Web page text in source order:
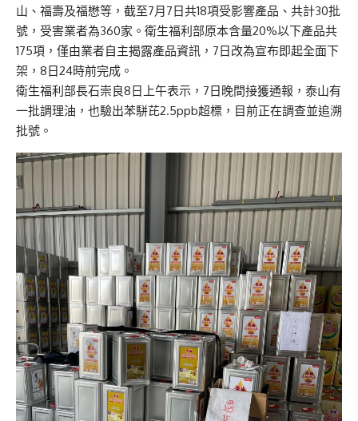
山、福壽及福懋等，截至7月7日共18項受影響產品、共計30批
號，受害業者為360家。衛生福利部原本含量20%以下產品共
175項，僅由業者自主揭露產品資訊，7日改為宣布即起全面下
架，8日24時前完成。
衛生福利部長石崇良8日上午表示，7日晚間接獲通報，泰山有
一批調理油，也驗出苯駢芘2.5ppb超標，目前正在調查並追溯
批號。